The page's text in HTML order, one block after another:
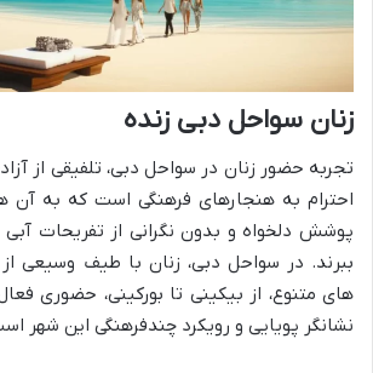
زنان سواحل دبی زنده
تجربه حضور زنان در سواحل دبی، تلفیقی از
احترام به هنجارهای فرهنگی است که به آن
پوشش دلخواه و بدون نگرانی از تفریحات
ببرند. در سواحل دبی، زنان با طیف
های متنوع، از بیکینی تا بورکینی، حضوری
نشانگر پویایی و رویکرد چندفرهنگی این شهر